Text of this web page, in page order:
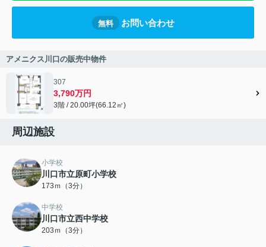
無料 お問い合わせ
アメニクス川口の販売中物件
307
3,790万円
3階 / 20.00坪(66.12㎡)
周辺施設
小学校
川口市立原町小学校
173ｍ（3分）
中学校
川口市立西中学校
203ｍ（3分）